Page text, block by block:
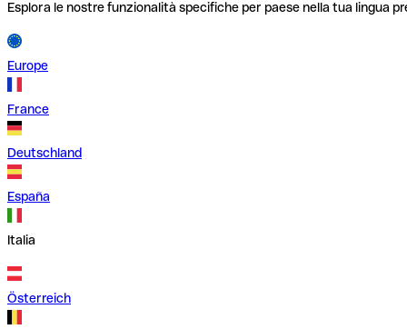
Esplora le nostre funzionalità specifiche per paese nella tua lingua
Europe
France
Deutschland
España
Italia
Österreich